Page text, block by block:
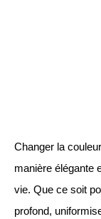
Changer la
manière élégante
vie. Que ce soit
profond,